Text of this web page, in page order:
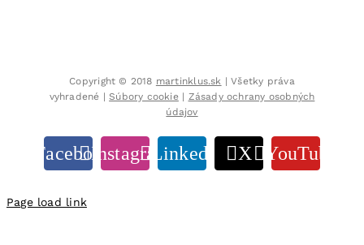
Copyright © 2018 martinklus.sk | Všetky práva
vyhradené |Súbory cookie| Zásady ochrany osobných
údajov
FacebookInstagramLinkedIn X YouTube
Page load link